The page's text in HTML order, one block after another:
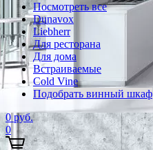
Посмотреть все
Dunavox
Liebherr
Для ресторана
Для дома
Встраиваемые
Cold Vine
Подобрать винный шкаф
0 руб.
0